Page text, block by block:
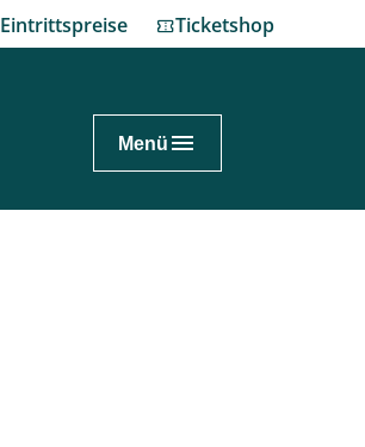
Eintrittspreise Ticketshop
Menü